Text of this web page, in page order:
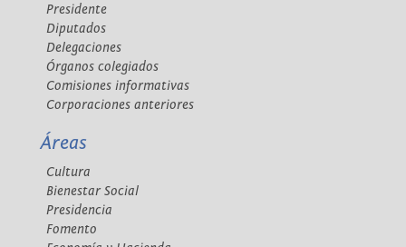
Presidente
Diputados
Delegaciones
Órganos colegiados
Comisiones informativas
Corporaciones anteriores
Áreas
Cultura
Bienestar Social
Presidencia
Fomento